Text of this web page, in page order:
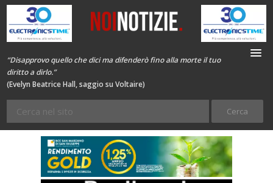
“Disapprovo quello che dici ma difenderò fino alla morte il tuo
diritto a dirlo.”
(Evelyn Beatrice Hall, saggio su Voltaire)